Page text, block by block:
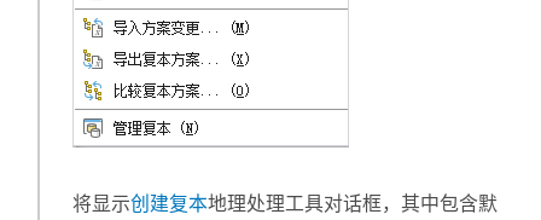
将显示创建复本地理处理工具对话框，其中包含默